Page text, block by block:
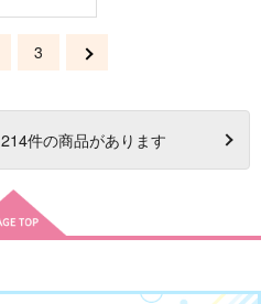
3
214件の商品があります